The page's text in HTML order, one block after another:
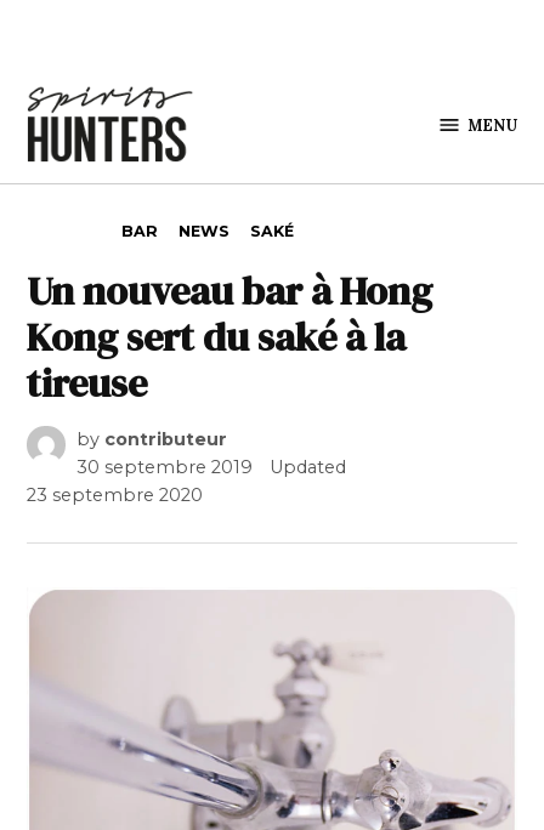
MENU
BAR NEWS SAKÉ
Un nouveau bar à Hong
Kong sert du saké à la
tireuse
by contributeur
30 septembre 2019
Updated
23 septembre 2020